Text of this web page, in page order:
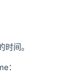
间。
：